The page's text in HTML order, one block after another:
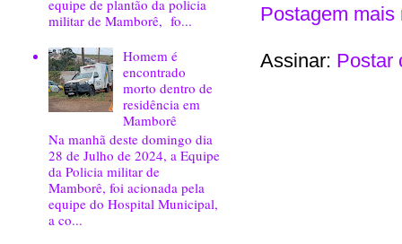
Postagem mais
Assinar: Postar
equipe de plantão da policia
militar de Mamborê, fo...
Homem é
encontrado
morto dentro de
residência em
Mamborê
Na manhã deste domingo dia
28 de Julho de 2024, a Equipe
da Policia militar de
Mamborê, foi acionada pela
equipe do Hospital Municipal,
a co...